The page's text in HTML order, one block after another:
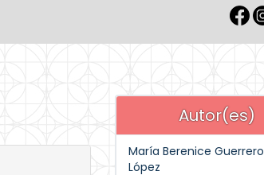
Autor(es)
María Berenice Guerrero
López